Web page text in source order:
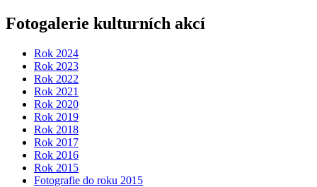
Fotogalerie kulturních akcí
Rok 2024
Rok 2023
Rok 2022
Rok 2021
Rok 2020
Rok 2019
Rok 2018
Rok 2017
Rok 2016
Rok 2015
Fotografie do roku 2015